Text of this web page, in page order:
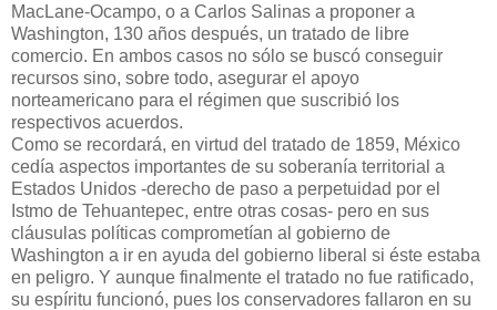
MacLane-Ocampo, o a Carlos Salinas a proponer a
Washington, 130 años después, un tratado de libre
comercio. En ambos casos no sólo se buscó conseguir
recursos sino, sobre todo, asegurar el apoyo
norteamericano para el régimen que suscribió los
respectivos acuerdos.
Como se recordará, en virtud del tratado de 1859, México
cedía aspectos importantes de su soberanía territorial a
Estados Unidos -derecho de paso a perpetuidad por el
Istmo de Tehuantepec, entre otras cosas- pero en sus
cláusulas políticas comprometían al gobierno de
Washington a ir en ayuda del gobierno liberal si éste estaba
en peligro. Y aunque finalmente el tratado no fue ratificado,
su espíritu funcionó, pues los conservadores fallaron en su